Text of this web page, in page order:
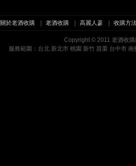
關於老酒收購 老酒收購 高麗人蔘 收購方
Copyright © 2011 老酒收
服務範圍：台北 新北市 桃園 新竹 苗栗 台中市